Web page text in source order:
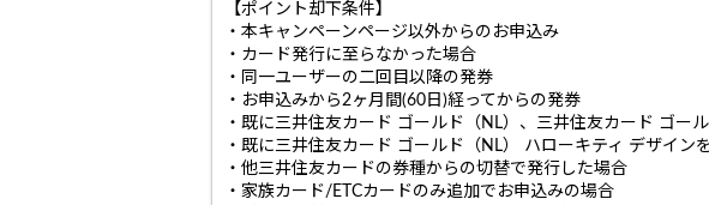
【ポイント却下条件】
・本キャンペーンページ以外からのお申込み
・カード発行に至らなかった場合
・同一ユーザーの二回目以降の発券
・お申込みから2ヶ月間(60日)経ってからの発券
・既に三井住友カード ゴールド（NL）、三井住友カード ゴー
・既に三井住友カード ゴールド（NL） ハローキティ デザイン
・他三井住友カードの券種からの切替で発行した場合
・家族カード/ETCカードのみ追加でお申込みの場合